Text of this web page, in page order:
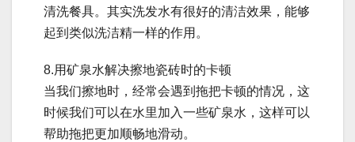
清洗餐具。其实洗发水有很好的清洁效果，能够
起到类似洗洁精一样的作用。
8.用矿泉水解决擦地瓷砖时的卡顿
当我们擦地时，经常会遇到拖把卡顿的情况，这
时候我们可以在水里加入一些矿泉水，这样可以
帮助拖把更加顺畅地滑动。